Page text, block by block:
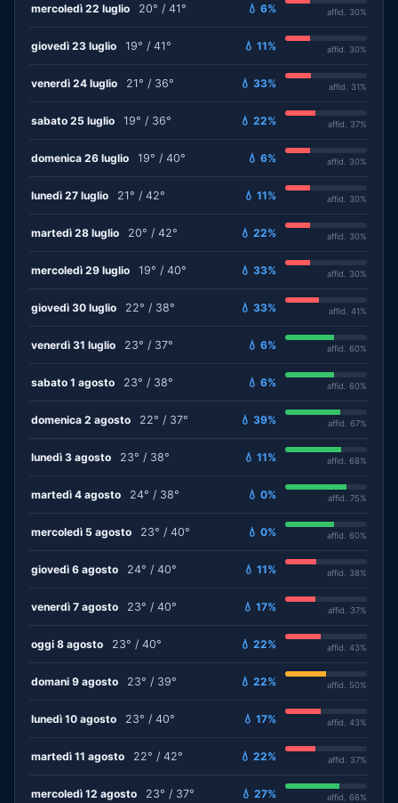
mercoledì 22 luglio 20° / 41° 💧 6% affid. 30%
giovedì 23 luglio 19° / 41° 💧 11% affid. 30%
venerdì 24 luglio 21° / 36° 💧 33% affid. 31%
sabato 25 luglio 19° / 36° 💧 22% affid. 37%
domenica 26 luglio 19° / 40° 💧 6% affid. 30%
lunedì 27 luglio 21° / 42° 💧 11% affid. 30%
martedì 28 luglio 20° / 42° 💧 22% affid. 30%
mercoledì 29 luglio 19° / 40° 💧 33% affid. 30%
giovedì 30 luglio 22° / 38° 💧 33% affid. 41%
venerdì 31 luglio 23° / 37° 💧 6% affid. 60%
sabato 1 agosto 23° / 38° 💧 6% affid. 60%
domenica 2 agosto 22° / 37° 💧 39% affid. 67%
lunedì 3 agosto 23° / 38° 💧 11% affid. 68%
martedì 4 agosto 24° / 38° 💧 0% affid. 75%
mercoledì 5 agosto 23° / 40° 💧 0% affid. 60%
giovedì 6 agosto 24° / 40° 💧 11% affid. 38%
venerdì 7 agosto 23° / 40° 💧 17% affid. 37%
oggi 8 agosto 23° / 40° 💧 22% affid. 43%
domani 9 agosto 23° / 39° 💧 22% affid. 50%
lunedì 10 agosto 23° / 40° 💧 17% affid. 43%
martedì 11 agosto 22° / 42° 💧 22% affid. 37%
mercoledì 12 agosto 23° / 37° 💧 27% affid. 66%